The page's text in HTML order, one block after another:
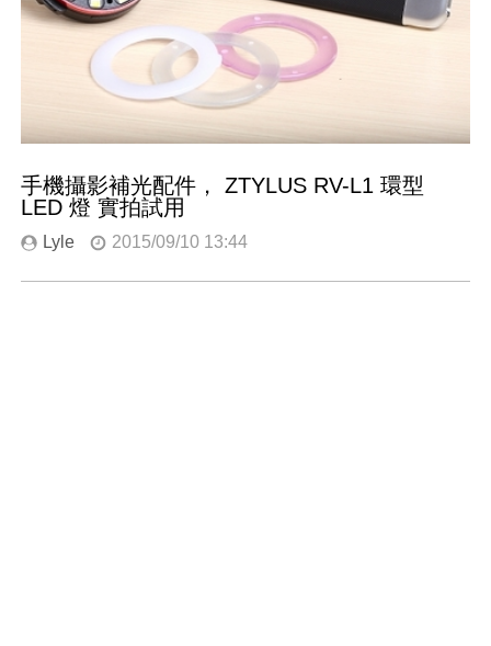
手機攝影補光配件， ZTYLUS RV-L1 環型
LED 燈 實拍試用
Lyle 2015/09/10 13:44